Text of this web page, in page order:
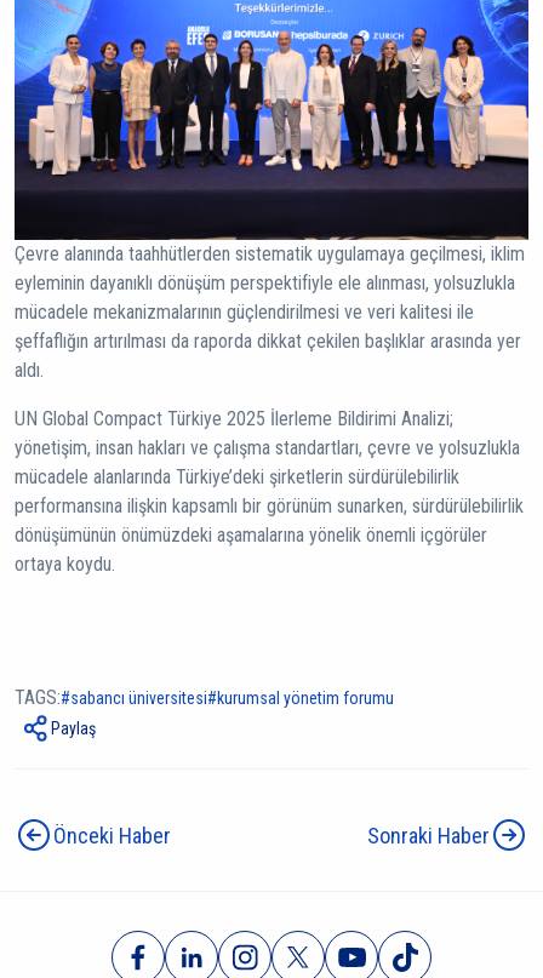
Çevre alanında taahhütlerden sistematik uygulamaya geçilmesi, iklim
eyleminin dayanıklı dönüşüm perspektifiyle ele alınması, yolsuzlukla
mücadele mekanizmalarının güçlendirilmesi ve veri kalitesi ile
şeffaflığın artırılması da raporda dikkat çekilen başlıklar arasında yer
aldı.
UN Global Compact Türkiye 2025 İlerleme Bildirimi Analizi;
yönetişim, insan hakları ve çalışma standartları, çevre ve yolsuzlukla
mücadele alanlarında Türkiye’deki şirketlerin sürdürülebilirlik
performansına ilişkin kapsamlı bir görünüm sunarken, sürdürülebilirlik
dönüşümünün önümüzdeki aşamalarına yönelik önemli içgörüler
ortaya koydu.
TAGS: sabancı üniversitesi
kurumsal yönetim forumu
Paylaş
Önceki Haber Sonraki Haber